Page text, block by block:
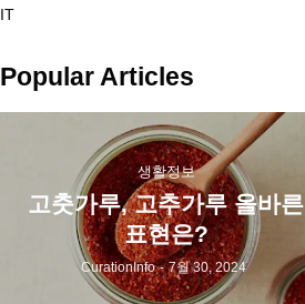
IT
Popular Articles
생활정보
고춧가루, 고추가루 올바른
표현은?
CurationInfo - 7월 30, 2024